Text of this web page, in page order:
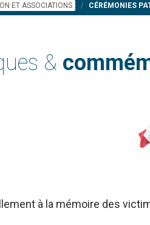
ET ASSOCIATIONS CÉRÉMONIES
&
à la mémoire des